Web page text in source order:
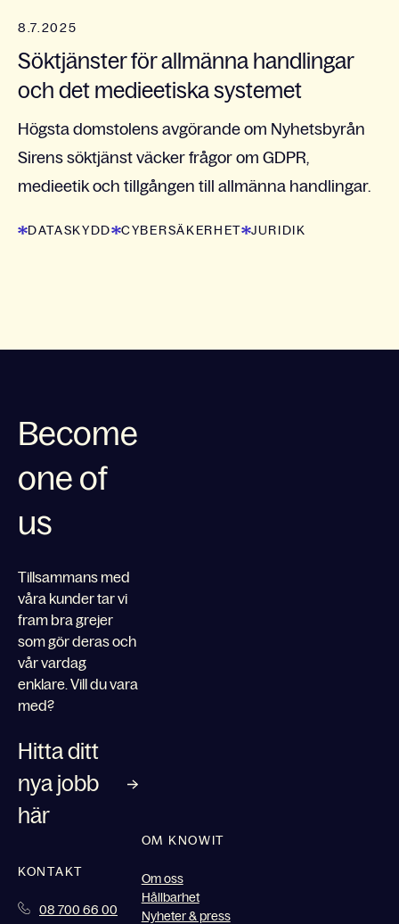
8.7.2025
Söktjänster för allmänna handlingar
och det medieetiska systemet
Högsta domstolens avgörande om Nyhetsbyrån
Sirens söktjänst väcker frågor om GDPR,
medieetik och tillgången till allmänna handlingar.
DATASKYDD CYBERSÄKERHET JURIDIK
Become
one of
us
Tillsammans med
våra kunder tar vi
fram bra grejer
som gör deras och
vår vardag
enklare. Vill du vara
med?
Hitta ditt
nya jobb
här
KONTAKT
08 700 66 00
OM KNOWIT
Om oss
Hållbarhet
Nyheter & press